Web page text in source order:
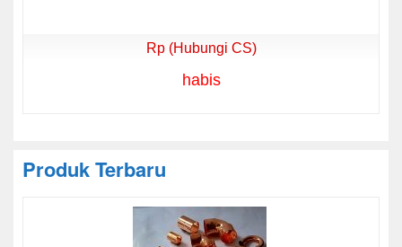
Rp (Hubungi CS)
habis
Produk Terbaru